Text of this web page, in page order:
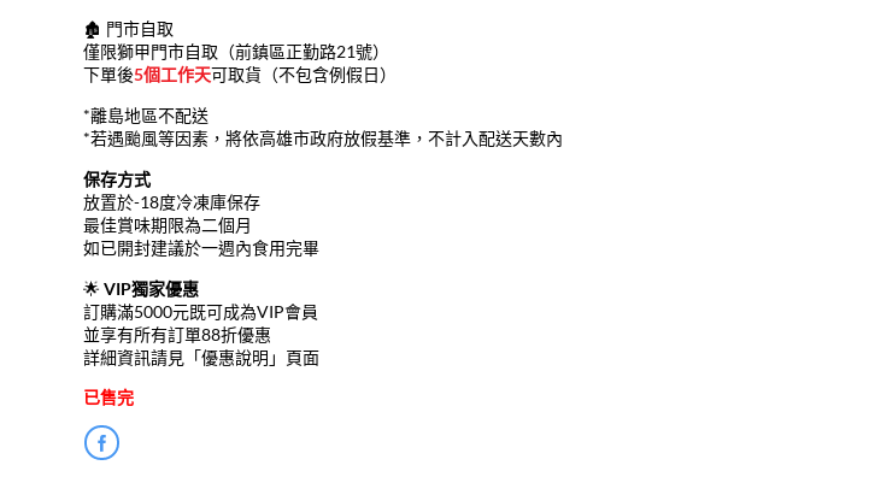
🏚️ 門市自取
僅限獅甲門市自取（前鎮區正勤路21號）
下單後5個工作天可取貨（不包含例假日）
*離島地區不配送
*若遇颱風等因素，將依高雄市政府放假基準，不計入配送天數內
保存方式
放置於-18度冷凍庫保存
最佳賞味期限為二個月
如已開封建議於一週內食用完畢
🌟 VIP獨家優惠
訂購滿5000元既可成為VIP會員
並享有所有訂單88折優惠
詳細資訊請見「優惠說明」頁面
已售完